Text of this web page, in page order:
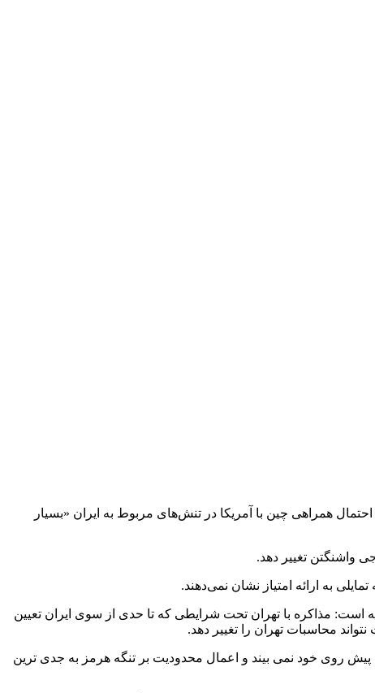
همراهی چین با آمریکا در تنش‌های مربوط به ایران «بسیار
واشنگتن تغییر دهد.
به ارائه امتیاز نشان نمی‌دهند.
است: مذاکره با تهران تحت شرایطی که تا حدی از سوی ایران تعیین
محاسبات تهران را تغییر دهد.
روی خود نمی بیند و اعمال محدودیت بر تنگه هرمز به جدی ترین